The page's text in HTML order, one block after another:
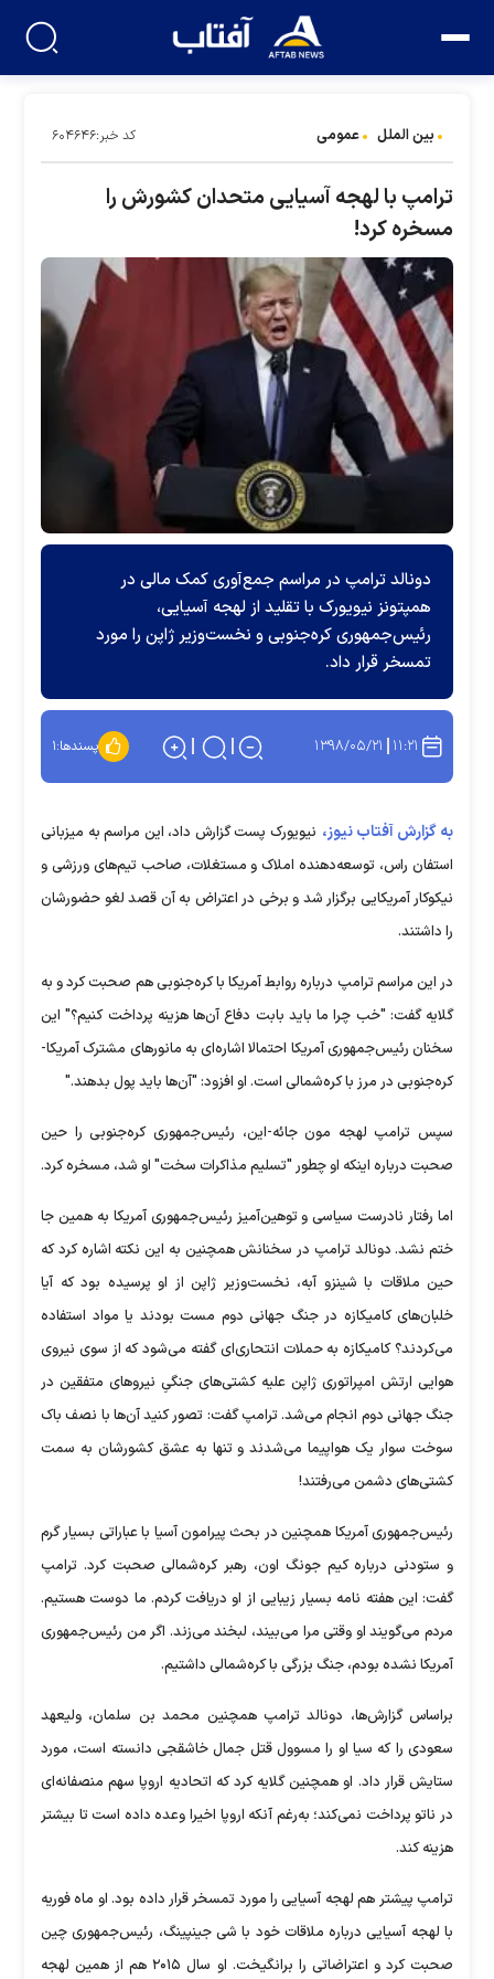
بین الملل عمومی کد خبر:۶۰۴۶۴۶
ترامپ با لهجه آسیایی متحدان کشورش را
مسخره کرد!
دونالد ترامپ در مراسم جمع‌آوری کمک مالی در
همپتونز نیویورک با تقلید از لهجه آسیایی،
رئیس‌جمهوری کره‌جنوبی و نخست‌وزیر ژاپن را مورد
تمسخر قرار داد.
۱۱:۲۱ ۱۳۹۸/۰۵/۲۱ پسندها:۱
به گزارش آفتاب نیوز، نیویورک ‌پست گزارش داد، این مراسم به میزبانی
استفان راس، توسعه‌دهنده املاک و مستغلات، صاحب تیم‌های ورزشی و
نیکوکار آمریکایی برگزار شد و برخی در اعتراض به آن قصد لغو حضورشان
را داشتند.
در این مراسم ترامپ درباره روابط آمریکا با کره‌جنوبی هم صحبت کرد و به
گلایه گفت: "خب چرا ما باید بابت دفاع آن‌ها هزینه پرداخت کنیم؟" این
سخنان رئیس‌جمهوری آمریکا احتمالا اشاره‌ای به مانورهای مشترک آمریکا-
کره‌جنوبی در مرز با کره‌شمالی است. او افزود: "آن‌ها باید پول بدهند."
سپس ترامپ لهجه مون جائه-این، رئیس‌جمهوری کره‌جنوبی را حین
صحبت درباره اینکه او چطور "تسلیم مذاکرات سخت" او شد، مسخره کرد.
اما رفتار نادرست سیاسی و توهین‌آمیز رئیس‌جمهوری آمریکا به همین جا
ختم نشد. دونالد ترامپ در سخنانش همچنین به این نکته اشاره کرد که
حین ملاقات با شینزو آبه، نخست‌وزیر ژاپن از او پرسیده بود که آیا
خلبان‌های کامیکازه در جنگ جهانی دوم مست بودند یا مواد استفاده
می‌کردند؟ کامیکازه به حملات انتحاری‌ای گفته می‌شود که از سوی نیروی
هوایی ارتش امپراتوری ژاپن علیه کشتی‌های جنگیِ نیروهای متفقین در
جنگ جهانی دوم انجام می‌شد. ترامپ گفت: تصور کنید آن‌ها با نصف باک
سوخت سوار یک هواپیما می‌شدند و تنها به عشق کشورشان به سمت
کشتی‌های دشمن می‌رفتند!
رئیس‌جمهوری آمریکا همچنین در بحث پیرامون آسیا با عباراتی بسیار گرم
و ستودنی درباره کیم جونگ اون،‌ رهبر کره‌شمالی صحبت کرد. ترامپ
گفت: این هفته نامه بسیار زیبایی از او دریافت کردم. ما دوست هستیم.
مردم می‌گویند او وقتی مرا می‌بیند، لبخند می‌زند. اگر من رئیس‌جمهوری
آمریکا نشده بودم، جنگ بزرگی با کره‌شمالی داشتیم.
براساس گزارش‌ها، دونالد ترامپ همچنین محمد بن سلمان، ولیعهد
سعودی را که سیا او را مسوول قتل جمال خاشقجی دانسته است، مورد
ستایش قرار داد. او همچنین گلایه کرد که اتحادیه اروپا سهم منصفانه‌ای
در ناتو پرداخت نمی‌کند؛ به‌رغم آنکه اروپا اخیرا وعده داده است تا بیشتر
هزینه کند.
ترامپ پیشتر هم لهجه آسیایی را مورد تمسخر قرار داده بود. او ماه فوریه
با لهجه آسیایی درباره ملاقات خود با شی جینپینگ، رئیس‌جمهوری چین
صحبت کرد و اعتراضاتی را برانگیخت. او سال ۲۰۱۵ هم از همین لهجه